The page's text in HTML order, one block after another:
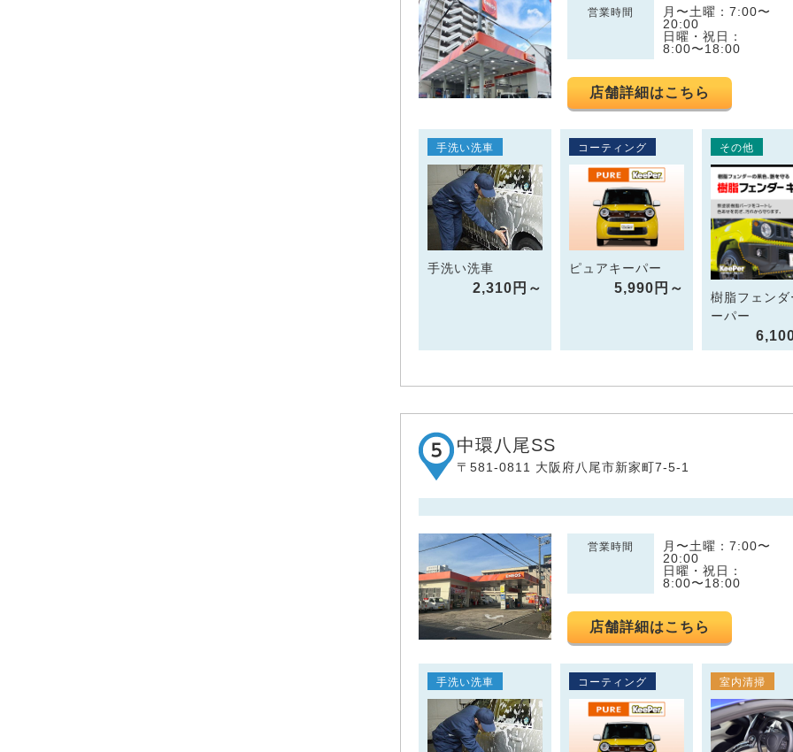
営業時間
月〜土曜：7:00〜
20:00
日曜・祝日：
8:00〜18:00
店舗詳細はこちら
手洗い洗車
手洗い洗車
2,310円～
コーティング
ピュアキーパー
5,990円～
その他
樹脂フェンダ
ーパー
中環八尾SS
〒581-0811 大阪府八尾市新家町7-5-1
営業時間
月〜土曜：7:00〜
20:00
日曜・祝日：
8:00〜18:00
店舗詳細はこちら
手洗い洗車 コーティング 室内清掃